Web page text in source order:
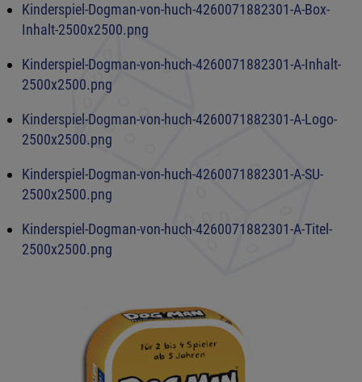
Kinderspiel-Dogman-von-huch-4260071882301-A-Box-
Inhalt-2500x2500.png
Kinderspiel-Dogman-von-huch-4260071882301-A-Inhalt-
2500x2500.png
Kinderspiel-Dogman-von-huch-4260071882301-A-Logo-
2500x2500.png
Kinderspiel-Dogman-von-huch-4260071882301-A-SU-
2500x2500.png
Kinderspiel-Dogman-von-huch-4260071882301-A-Titel-
2500x2500.png